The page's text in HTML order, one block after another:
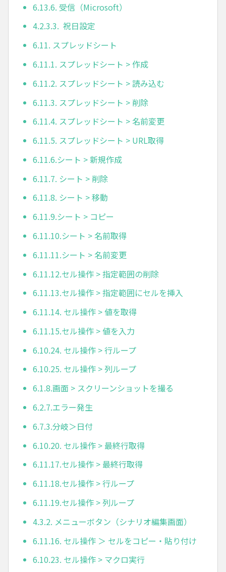
6.13.6. 受信（Microsoft）
4.2.3.3. 祝日設定
6.11. スプレッドシート
6.11.1. スプレッドシート > 作成
6.11.2. スプレッドシート > 読み込む
6.11.3. スプレッドシート > 削除
6.11.4. スプレッドシート > 名前変更
6.11.5. スプレッドシート > URL取得
6.11.6.シート > 新規作成
6.11.7. シート > 削除
6.11.8. シート > 移動
6.11.9.シート > コピー
6.11.10.シート > 名前取得
6.11.11.シート > 名前変更
6.11.12.セル操作 > 指定範囲の削除
6.11.13.セル操作 > 指定範囲にセルを挿入
6.11.14. セル操作 > 値を取得
6.11.15.セル操作 > 値を入力
6.10.24. セル操作 > 行ループ
6.10.25. セル操作 > 列ループ
6.1.8.画面 > スクリーンショットを撮る
6.2.7.エラー発生
6.7.3.分岐＞日付
6.10.20. セル操作 > 最終行取得
6.11.17.セル操作 > 最終行取得
6.11.18.セル操作 > 行ループ
6.11.19.セル操作 > 列ループ
4.3.2. メニューボタン（シナリオ編集画面）
6.11.16. セル操作 ＞ セルをコピー・貼り付け
6.10.23. セル操作 > マクロ実行